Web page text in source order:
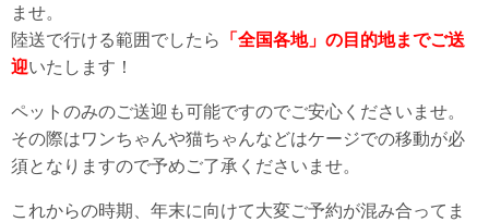
ませ。
陸送で行ける範囲でしたら
「全国各地」の目的地までご送
迎いたします！
ペットのみのご送迎も可能ですのでご安心くださいませ。
その際はワンちゃんや猫ちゃんなどはケージでの移動が必
須となりますので予めご了承くださいませ。
これからの時期、年末に向けて大変ご予約が混み合ってま